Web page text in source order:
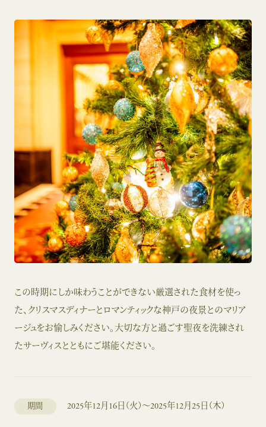
この時期にしか味わうことができない厳選された食材を使っ
た、クリスマスディナーとロマンティックな神戸の夜景とのマリア
ージュをお愉しみください。大切な方と過ごす聖夜を洗練され
たサーヴィスとともにご堪能ください。
期間 2025年12月16日（火）～2025年12月25日（木）